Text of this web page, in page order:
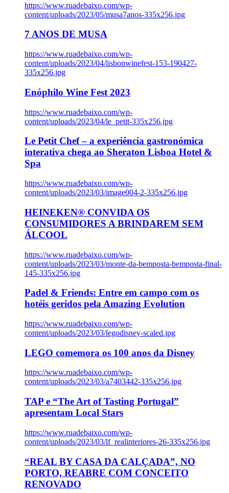
https://www.ruadebaixo.com/wp-
content/uploads/2023/05/musa7anos-335x256.jpg
7 ANOS DE MUSA
https://www.ruadebaixo.com/wp-
content/uploads/2023/04/lisbonwinefest-153-190427-
335x256.jpg
Enóphilo Wine Fest 2023
https://www.ruadebaixo.com/wp-
content/uploads/2023/04/le_petit-335x256.jpg
Le Petit Chef – a experiência gastronómica
interativa chega ao Sheraton Lisboa Hotel &
Spa
https://www.ruadebaixo.com/wp-
content/uploads/2023/03/image004-2-335x256.jpg
HEINEKEN® CONVIDA OS
CONSUMIDORES A BRINDAREM SEM
ÁLCOOL
https://www.ruadebaixo.com/wp-
content/uploads/2023/03/monte-da-bemposta-bemposta-final-
145-335x256.jpg
Padel & Friends: Entre em campo com os
hotéis geridos pela Amazing Evolution
https://www.ruadebaixo.com/wp-
content/uploads/2023/03/legodisney-scaled.jpg
LEGO comemora os 100 anos da Disney
https://www.ruadebaixo.com/wp-
content/uploads/2023/03/a7403442-335x256.jpg
TAP e “The Art of Tasting Portugal”
apresentam Local Stars
https://www.ruadebaixo.com/wp-
content/uploads/2023/03/lf_realinteriores-26-335x256.jpg
“REAL BY CASA DA CALÇADA”, NO
PORTO, REABRE COM CONCEITO
RENOVADO